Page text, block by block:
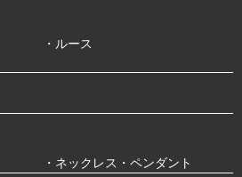
・ルース
・ネックレス・ペンダント